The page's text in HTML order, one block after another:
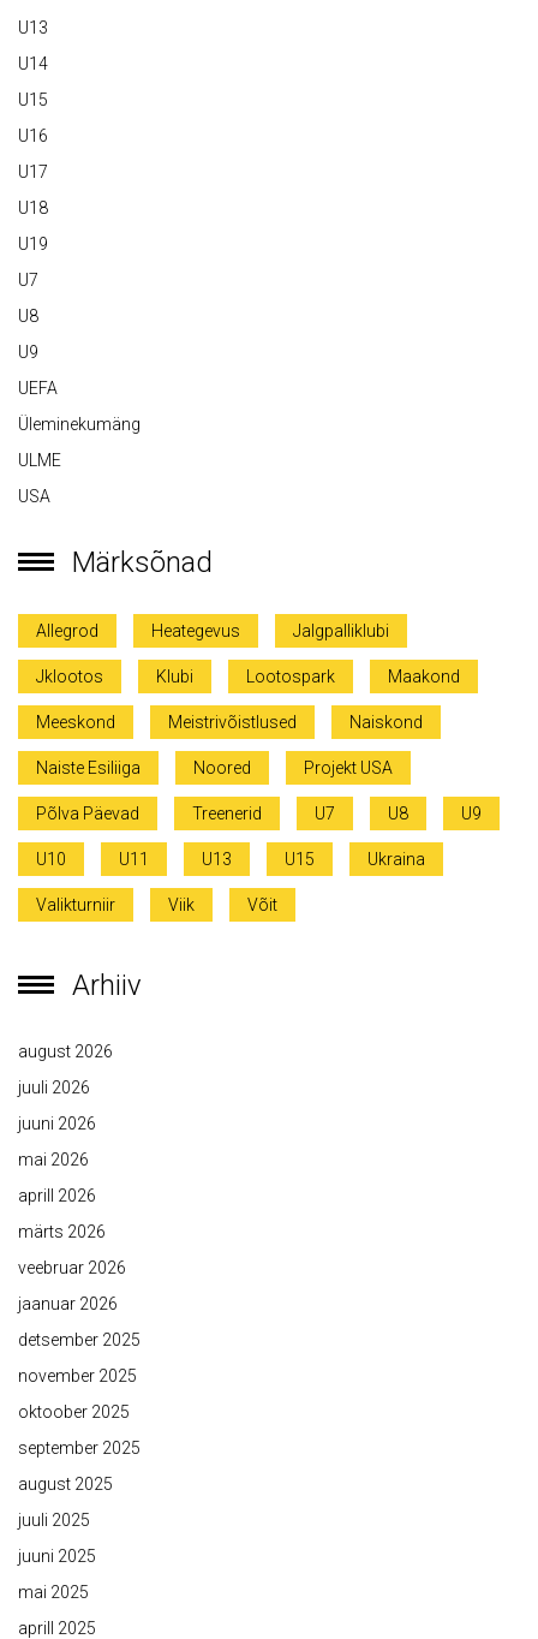
U13
U14
U15
U16
U17
U18
U19
U7
U8
U9
UEFA
Üleminekumäng
ULME
USA
Märksõnad
Allegrod Heategevus Jalgpalliklubi
Jklootos Klubi Lootospark Maakond
Meeskond Meistrivõistlused Naiskond
Naiste Esiliiga Noored Projekt USA
Põlva Päevad Treenerid U7 U8 U9
U10 U11 U13 U15 Ukraina
Valikturniir Viik Võit
Arhiiv
august 2026
juuli 2026
juuni 2026
mai 2026
aprill 2026
märts 2026
veebruar 2026
jaanuar 2026
detsember 2025
november 2025
oktoober 2025
september 2025
august 2025
juuli 2025
juuni 2025
mai 2025
aprill 2025